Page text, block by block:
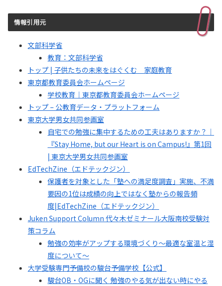
情報引用元
文部科学省
教育：文部科学省
トップ | 子供たちの未来をはぐくむ 家庭教育
東京都教育委員会ホームページ
学校教育｜東京都教育委員会ホームページ
トップ – 公教育データ・プラットフォーム
東京大学男女共同参画室
自宅での勉強に集中するための工夫はありますか？｜
『Stay Home, but our Heart is on Campus!』第1回
| 東京大学男女共同参画室
EdTechZine（エドテックジン）
保護者を対象とした「塾への満足度調査」実施、不満
要因の1位は成績の向上ではなく塾からの報告頻
度|EdTechZine（エドテックジン）
Juken Support Column 代々木ゼミナール大阪南校受験対
策コラム
勉強の効率がアップする環境づくり～最適な室温と湿
度について～
大学受験専門予備校の駿台予備学校【公式】
駿台OB・OGに聞く 勉強のやる気が出ない時にやる